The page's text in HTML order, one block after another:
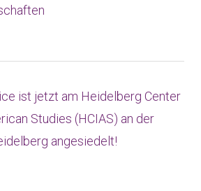
ist jetzt am Heidelberg Center
Studies (HCIAS) an der
angesiedelt!